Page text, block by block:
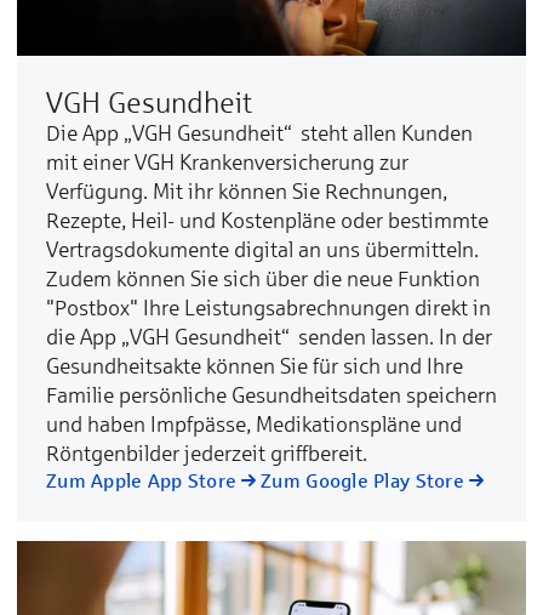
VGH Gesundheit
Die App „VGH Gesundheit“ steht allen Kunden
mit einer VGH Krankenversicherung zur
Verfügung. Mit ihr können Sie Rechnungen,
Rezepte, Heil- und Kostenpläne oder bestimmte
Vertragsdokumente digital an uns übermitteln.
Zudem können Sie sich über die neue Funktion
"Postbox" Ihre Leistungsabrechnungen direkt in
die App „VGH Gesundheit“ senden lassen. In der
Gesundheitsakte können Sie für sich und Ihre
Familie persönliche Gesundheitsdaten speichern
und haben Impfpässe, Medikationspläne und
Röntgenbilder jederzeit griffbereit.
Zum Apple App Store Zum Google Play Store